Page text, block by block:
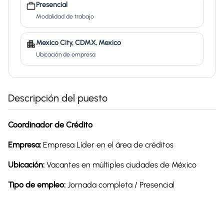
Presencial
Modalidad de trabajo
Mexico City, CDMX, Mexico
Ubicación de empresa
Descripción del puesto
Coordinador de Crédito
Empresa: Empresa Líder en el área de créditos
Ubicación: Vacantes en múltiples ciudades de México
Tipo de empleo: Jornada completa / Presencial